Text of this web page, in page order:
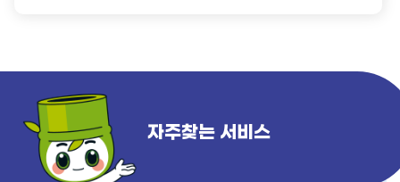
자주찾는 서비스